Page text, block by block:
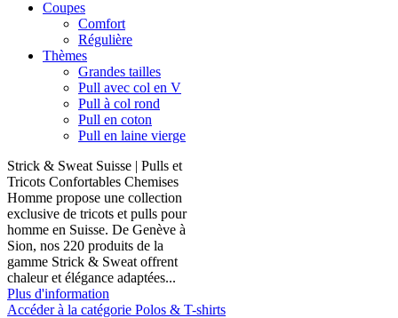
Coupes
Comfort
Régulière
Thèmes
Grandes tailles
Pull avec col en V
Pull à col rond
Pull en coton
Pull en laine vierge
Strick & Sweat Suisse | Pulls et
Tricots Confortables Chemises
Homme propose une collection
exclusive de tricots et pulls pour
homme en Suisse. De Genève à
Sion, nos 220 produits de la
gamme Strick & Sweat offrent
chaleur et élégance adaptées...
Plus d'information
Accéder à la catégorie Polos & T-shirts